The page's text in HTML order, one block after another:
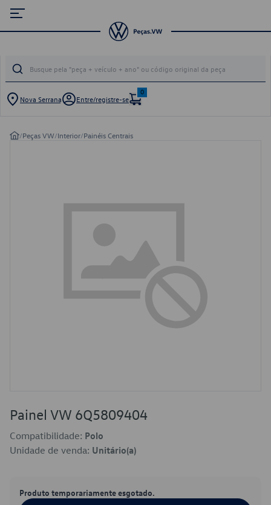
Nova Serrana Entre/registre-se
0
/Peças VW/Interior/Painéis Centrais
Painel VW 6Q5809404
Compatibilidade: Polo
Unidade de venda: Unitário(a)
Produto temporariamente esgotado.